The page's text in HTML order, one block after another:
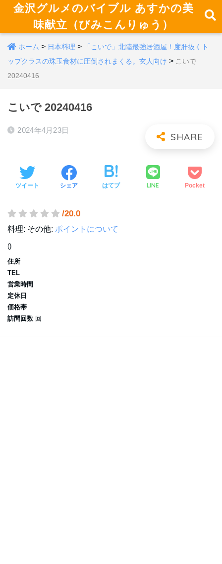
金沢グルメのバイブル あすかの美
味献立（びみこんりゅう）
ホーム > 日本料理 >
「こいで」北陸最強居酒屋！度肝抜くト
ップクラスの珠玉食材に圧倒されまくる。玄人向け > こいで
20240416
こいで 20240416
2024年4月23日
ツイート シェア はてブ LINE Pocket
/20.0
料理: その他: ポイントについて
()
住所
TEL
営業時間
定休日
価格帯
訪問回数 回